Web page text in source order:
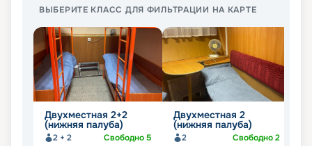
ВЫБЕРИТЕ КЛАСС ДЛЯ ФИЛЬТРАЦИИ НА КАРТЕ
Двухместная 2+2
(нижняя палуба)
2 + 2 Свободно5
Двухместная 2
(нижняя палуба)
2 Свободно2